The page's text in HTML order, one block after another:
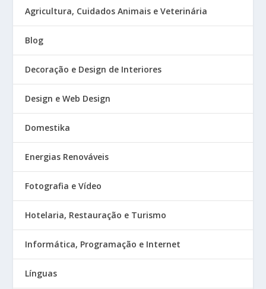
Agricultura, Cuidados Animais e Veterinária
Blog
Decoração e Design de Interiores
Design e Web Design
Domestika
Energias Renováveis
Fotografia e Vídeo
Hotelaria, Restauração e Turismo
Informática, Programação e Internet
Línguas